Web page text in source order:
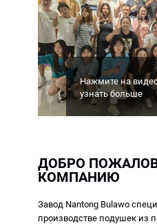
Нажмите на
узнать больше
ДОБРО
КОМПАНИЮ
Завод Nantong Bulawo
производстве подушек из